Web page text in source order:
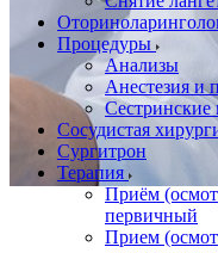
Процедуры
Анализы
Анестезия и
Сосудистая
Сургитрон
Терапия
Приём
первичный
Прием